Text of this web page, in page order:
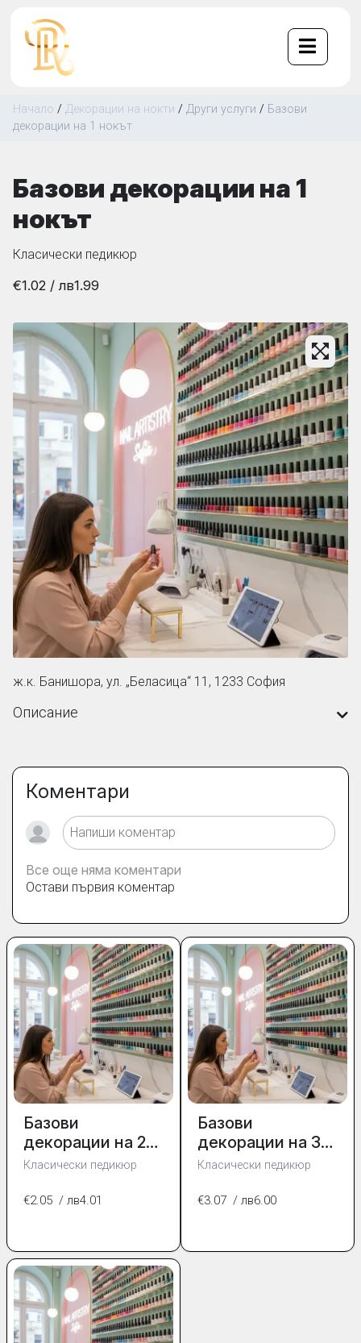
Начало / Декорации на нокти / Други услуги / Базови
декорации на 1 нокът
Базови декорации на 1
нокът
Класически педикюр
€1.02 / лв1.99
ж.к. Банишора, ул. „Беласица“ 11, 1233 София
Описание
Коментари
Все още няма коментари
Остави първия коментар
Базови
декорации на 2
нокътя
Класически педикюр
€2.05 / лв4.01
Базови
декорации на 3
нокътя
Класически педикюр
€3.07 / лв6.00